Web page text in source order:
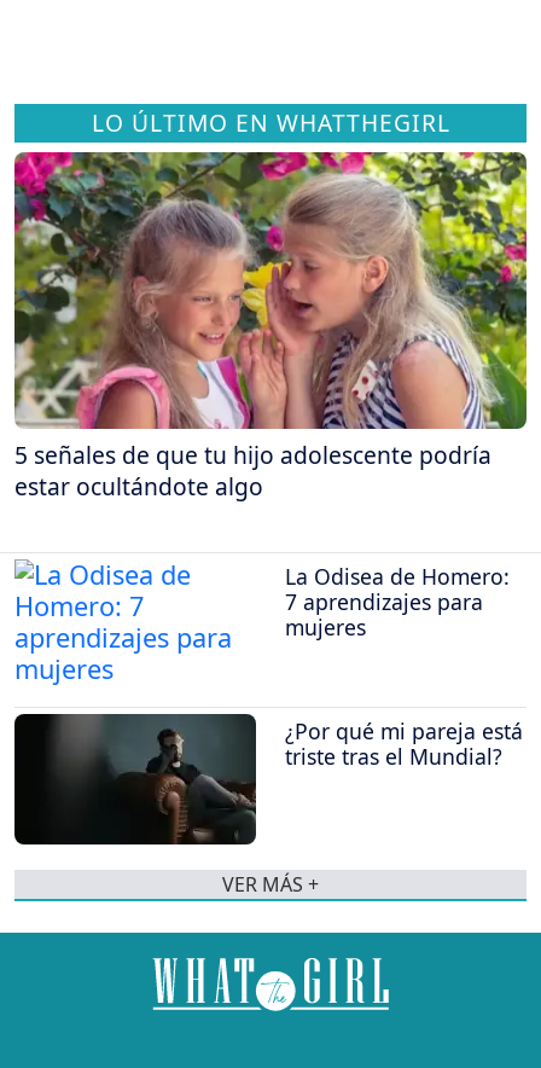
LO ÚLTIMO EN WHATTHEGIRL
5 señales de que tu hijo adolescente podría
estar ocultándote algo
La Odisea de Homero:
7 aprendizajes para
mujeres
¿Por qué mi pareja está
triste tras el Mundial?
VER MÁS +